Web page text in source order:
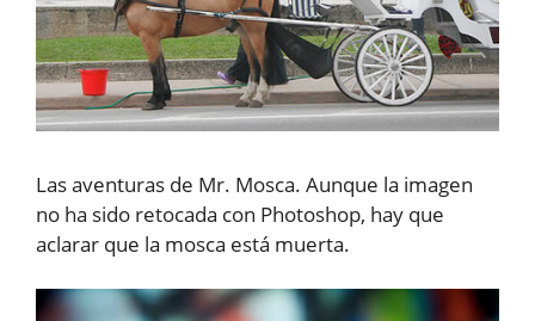
Las aventuras de Mr. Mosca. Aunque la imagen
no ha sido retocada con Photoshop, hay que
aclarar que la mosca está muerta.